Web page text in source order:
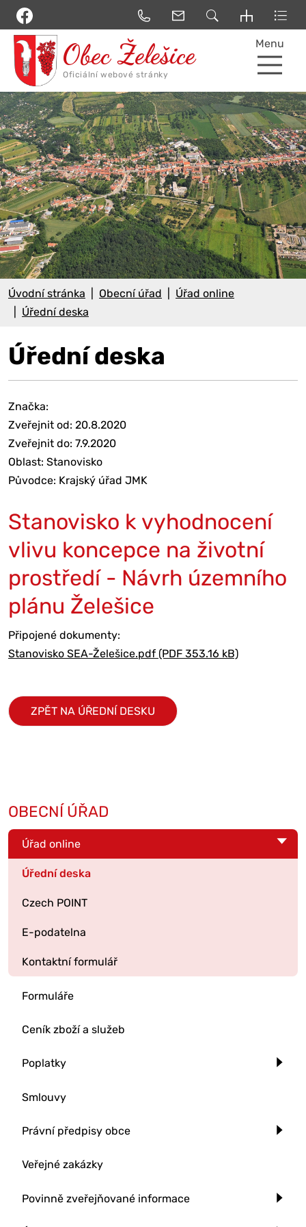
Menu
Úvodní stránka Obecní úřad
Úřad online
Úřední deska
Úřední deska
Značka:
Zveřejnit od: 20.8.2020
Zveřejnit do: 7.9.2020
Oblast: Stanovisko
Původce: Krajský úřad JMK
Stanovisko k vyhodnocení
vlivu koncepce na životní
prostředí - Návrh územního
plánu Želešice
Připojené dokumenty:
Stanovisko SEA-Želešice.pdf (PDF 353.16 kB)
ZPĚT NA ÚŘEDNÍ DESKU
OBECNÍ ÚŘAD
Úřad online
Úřední deska
Czech POINT
E-podatelna
Kontaktní formulář
Formuláře
Ceník zboží a služeb
Poplatky
Smlouvy
Právní předpisy obce
Veřejné zakázky
Povinně zveřejňované informace